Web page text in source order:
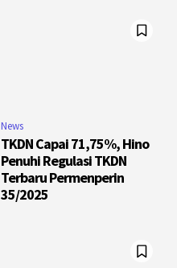
News
TKDN Capai 71,75%, Hino
Penuhi Regulasi TKDN
Terbaru Permenperin
35/2025